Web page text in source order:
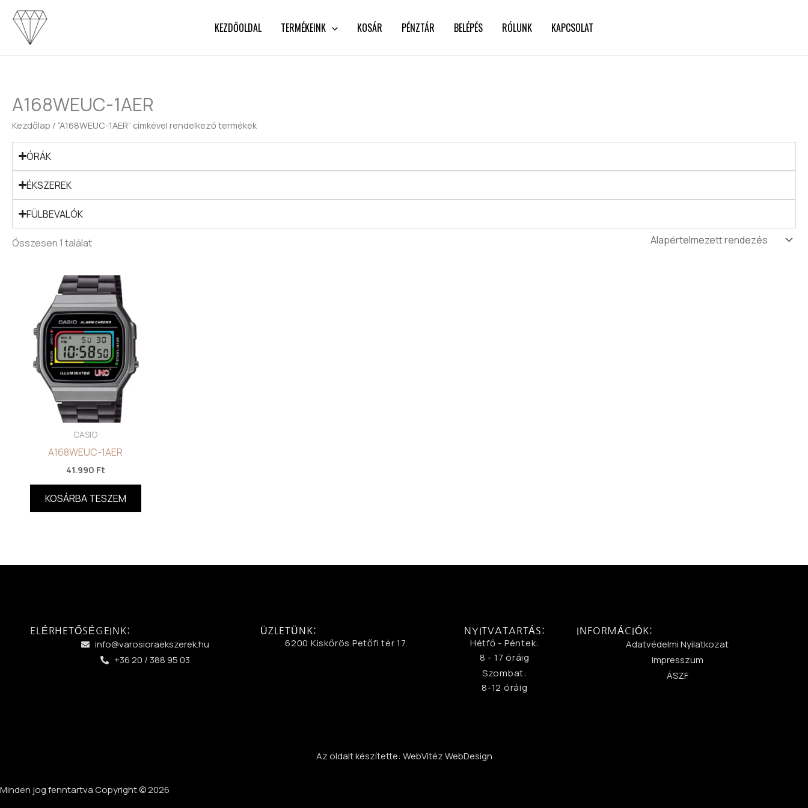
Skip
content
KEZDŐOLDAL TERMÉKEINK KOSÁR PÉNZTÁR BELÉPÉS RÓLUNK KAPCSOLAT
A168WEUC-1AER
Kezdőlap / “A168WEUC-1AER” címkével rendelkező termékek
ÓRÁK
ÉKSZEREK
FÜLBEVALÓK
Összesen 1 találat
CASIO
A168WEUC-1AER
41.990 Ft
KOSÁRBA TESZEM
ELÉRHETŐSÉGEINK:
info@varosioraekszerek.hu
+36 20 / 388 95 03
ÜZLETÜNK:
6200 Kiskőrös Petőfi tér 17.
NYITVATARTÁS:
Hétfő - Péntek:
8 - 17 óráig
Szombat:
8-12 óráig
INFORMÁCIÓK:
Adatvédelmi Nyilatkozat
Impresszum
ÁSZF
Az oldalt készítette: WebVitéz WebDesign
Minden jog fenntartva Copyright © 2026